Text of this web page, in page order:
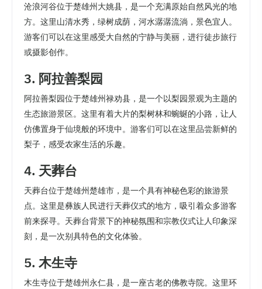
沧浪河谷位于楚雄州大姚县，是一个充满原始自然风光的地
方。这里山清水秀，绿树成荫，河水潺潺流淌，景色宜人。
游客们可以在这里感受大自然的宁静与美丽，进行徒步旅行
或摄影创作。
3. 阿拉善梨园
阿拉善梨园位于楚雄州禄劝县，是一个以梨园景观为主题的
生态旅游景区。这里有着大片的梨树林和蜿蜒的小路，让人
仿佛置身于仙境般的环境中。游客们可以在这里品尝新鲜的
梨子，感受农家生活的乐趣。
4. 天葬台
天葬台位于楚雄州楚雄市，是一个具有神秘色彩的旅游景
点。这里是彝族人民进行天葬仪式的地方，吸引着众多游客
前来探寻。天葬台背景下的神秘氛围和宗教仪式让人印象深
刻，是一次别具特色的文化体验。
5. 木生寺
木生寺位于楚雄州永仁县，是一座古老的佛教寺院。这里环